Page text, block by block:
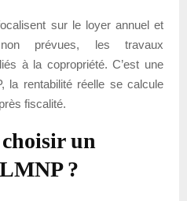
sur le loyer annuel et
prévues, les travaux
à la copropriété. C’est une
la rentabilité réelle se calcule
fiscalité.
un
?